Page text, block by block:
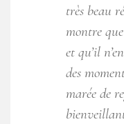
très beau
montre
et qu’il
des
marée de